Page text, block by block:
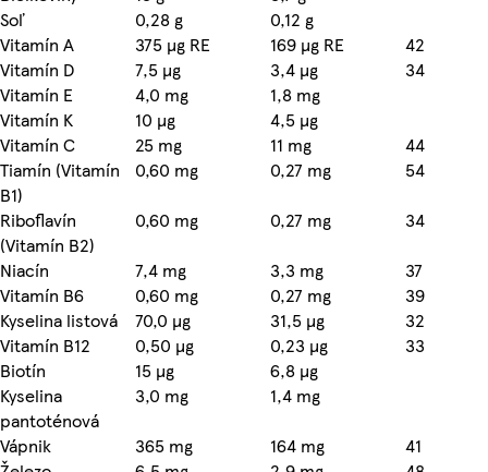
Soľ
0,28 g
0,12 g
Vitamín A
375 µg RE 169 µg RE
42
Vitamín D
7,5 µg 3,4 µg
34
Vitamín E
4,0 mg
1,8 mg
Vitamín K
10 µg
4,5 µg
Vitamín C
25 mg 11 mg
44
Tiamín (Vitamín
B1)
0,60 mg 0,27 mg
54
Riboflavín
(Vitamín B2)
0,60 mg 0,27 mg
34
Niacín
7,4 mg 3,3 mg
37
Vitamín B6
0,60 mg 0,27 mg
39
Kyselina listová
70,0 µg 31,5 µg
32
Vitamín B12
0,50 µg 0,23 µg
33
Biotín
15 µg
6,8 µg
Kyselina
pantoténová
3,0 mg
1,4 mg
Vápnik
365 mg 164 mg
41